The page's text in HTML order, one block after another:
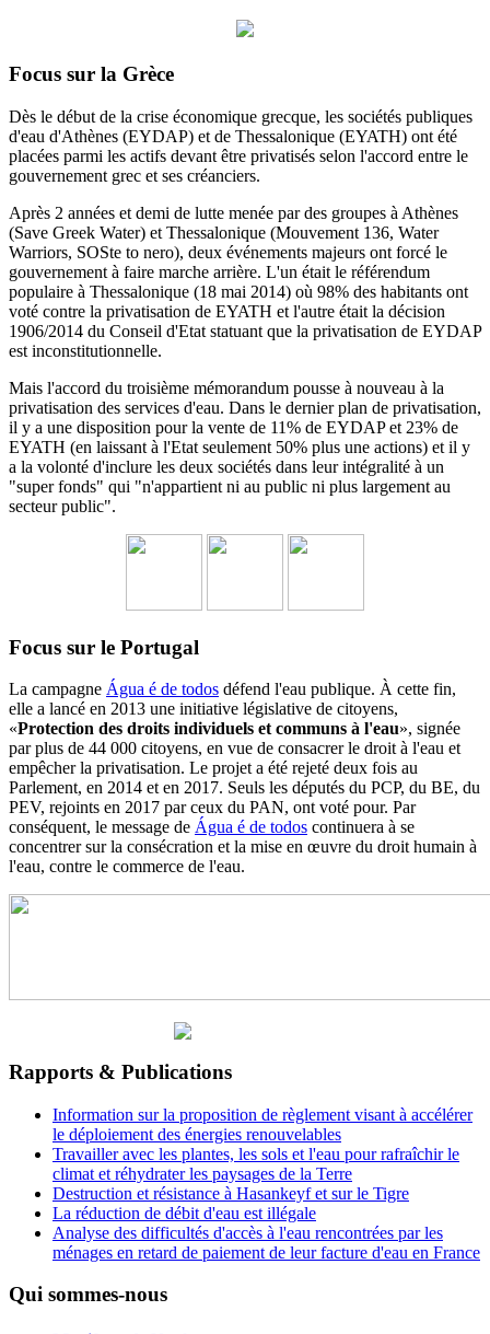
Focus sur la Grèce
Dès le début de la crise économique grecque, les sociétés publiques
d'eau d'Athènes (EYDAP) et de Thessalonique (EYATH) ont été
placées parmi les actifs devant être privatisés selon l'accord entre le
gouvernement grec et ses créanciers.
Après 2 années et demi de lutte menée par des groupes à Athènes
(Save Greek Water) et Thessalonique (Mouvement 136, Water
Warriors, SOSte to nero), deux événements majeurs ont forcé le
gouvernement à faire marche arrière. L'un était le référendum
populaire à Thessalonique (18 mai 2014) où 98% des habitants ont
voté contre la privatisation de EYATH et l'autre était la décision
1906/2014 du Conseil d'Etat statuant que la privatisation de EYDAP
est inconstitutionnelle.
Mais l'accord du troisième mémorandum pousse à nouveau à la
privatisation des services d'eau. Dans le dernier plan de privatisation,
il y a une disposition pour la vente de 11% de EYDAP et 23% de
EYATH (en laissant à l'Etat seulement 50% plus une actions) et il y
a la volonté d'inclure les deux sociétés dans leur intégralité à un
"super fonds" qui "n'appartient ni au public ni plus largement au
secteur public".
Focus sur le Portugal
La campagne Água é de todos défend l'eau publique. À cette fin,
elle a lancé en 2013 une initiative législative de citoyens,
«Protection des droits individuels et communs à l'eau», signée
par plus de 44 000 citoyens, en vue de consacrer le droit à l'eau et
empêcher la privatisation. Le projet a été rejeté deux fois au
Parlement, en 2014 et en 2017. Seuls les députés du PCP, du BE, du
PEV, rejoints en 2017 par ceux du PAN, ont voté pour. Par
conséquent, le message de Água é de todos continuera à se
concentrer sur la consécration et la mise en œuvre du droit humain à
l'eau, contre le commerce de l'eau.
Rapports & Publications
Information sur la proposition de règlement visant à accélérer
le déploiement des énergies renouvelables
Travailler avec les plantes, les sols et l'eau pour rafraîchir le
climat et réhydrater les paysages de la Terre
Destruction et résistance à Hasankeyf et sur le Tigre
La réduction de débit d'eau est illégale
Analyse des difficultés d'accès à l'eau rencontrées par les
ménages en retard de paiement de leur facture d'eau en France
Qui sommes-nous